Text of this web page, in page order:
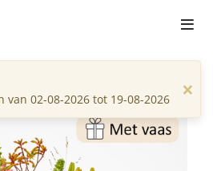
van 02-08-2026 tot 19-08-2026 ×